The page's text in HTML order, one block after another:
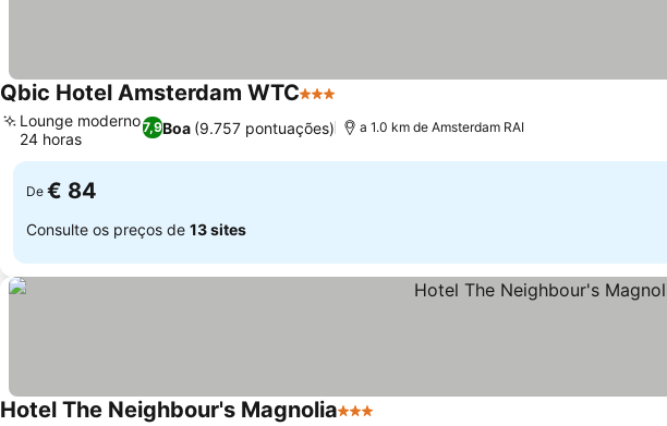
Qbic Hotel Amsterdam WTC3 Estrelas
7,9Boa (9.757 pontuações)
Lounge moderno
24 horas
a 1.0 km de Amsterdam RAI
De € 84
Consulte os preços de 13 sites
Hotel The Neighbour's Magnolia3 Estrelas